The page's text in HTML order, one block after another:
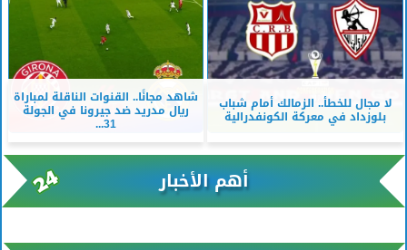
لا مجال للخطأ.. الزمالك أمام شباب
بلوزداد في معركة الكونفدرالية
شاهد مجانًا.. القنوات الناقلة لمباراة
ريال مدريد ضد جيرونا في الجولة
31...
أهم الأخبار